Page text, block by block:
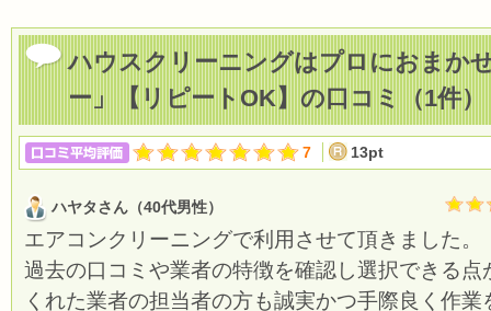
ハウスクリーニングはプロにおまか
ー」【リピートOK】の口コミ（1件）
7 13pt
ハヤタさん（40代男性）
エアコンクリーニングで利用させて頂きました。
過去の口コミや業者の特徴を確認し選択できる点
くれた業者の担当者の方も誠実かつ手際良く作